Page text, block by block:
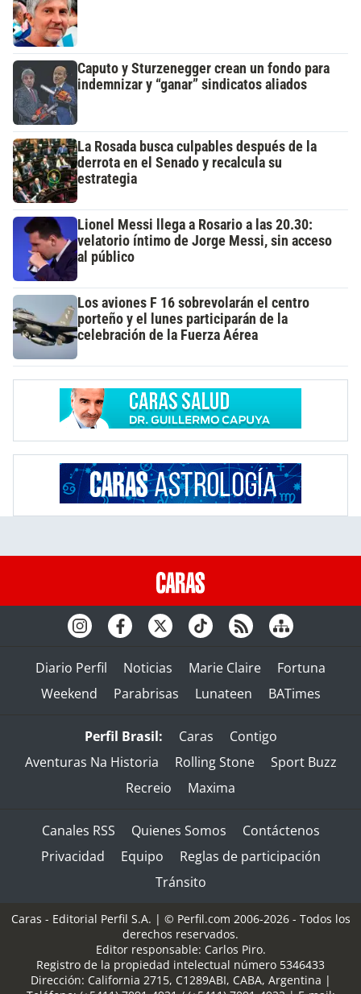
Caputo y Sturzenegger crean un fondo para
indemnizar y “ganar” sindicatos aliados
La Rosada busca culpables después de la
derrota en el Senado y recalcula su
estrategia
Lionel Messi llega a Rosario a las 20.30:
velatorio íntimo de Jorge Messi, sin acceso
al público
Los aviones F 16 sobrevolarán el centro
porteño y el lunes participarán de la
celebración de la Fuerza Aérea
Diario Perfil Noticias Marie Claire
Fortuna
Weekend
Parabrisas Lunateen BATimes
Perfil Brasil: Caras
Contigo
Aventuras Na Historia
Rolling Stone
Sport Buzz
Recreio
Maxima
Canales RSS Quienes Somos
Contáctenos
Privacidad
Equipo
Reglas de participación
Tránsito
Caras - Editorial Perfil S.A. | © Perfil.com 2006-2026 - Todos los
derechos reservados.
Editor responsable: Carlos Piro.
Registro de la propiedad intelectual número 5346433
Dirección: California 2715, C1289ABI, CABA, Argentina |